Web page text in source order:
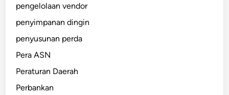
pengelolaan vendor
penyimpanan dingin
penyusunan perda
Pera ASN
Peraturan Daerah
Perbankan